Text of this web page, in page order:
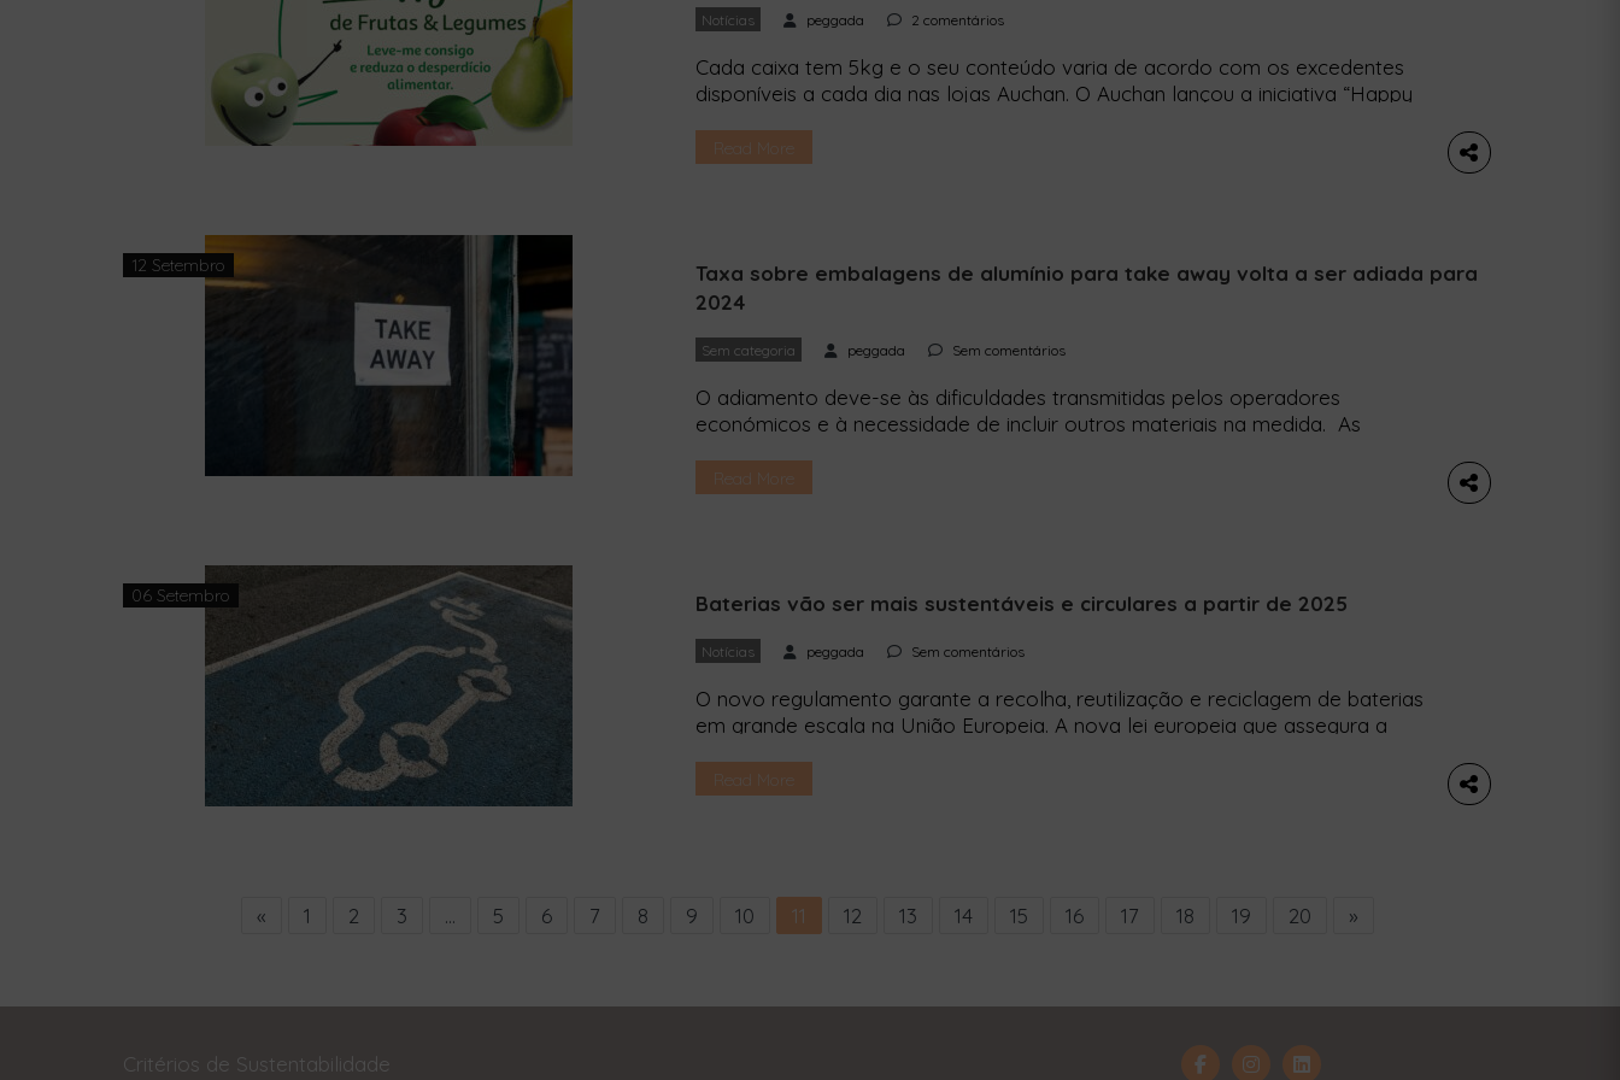
Notícias peggada 2 comentários
Cada caixa tem 5kg e o seu conteúdo varia de acordo com os excedentes
disponíveis a cada dia nas lojas Auchan. O Auchan lançou a iniciativa “Happy
5kg de excedente de frutas e legumes do retalhista e vendidas aos clientes
Read More
12 Setembro
Taxa sobre embalagens de alumínio para take away volta a ser adiada para
2024
Sem categoria peggada Sem comentários
O adiamento deve-se às dificuldades transmitidas pelos operadores
económicos e à necessidade de incluir outros materiais na medida. As
restaurantes, iam começar a ser cobradas a partir de 1 de setembro deste
Read More
06 Setembro Baterias vão ser mais sustentáveis e circulares a partir de 2025
Notícias peggada Sem comentários
O novo regulamento garante a recolha, reutilização e reciclagem de baterias
em grande escala na União Europeia. A nova lei europeia que assegura a
vigor em agosto. O regulamento garante maior segurança e uma menor
Read More
« 1 2 3 … 5 6 7 8 9 10 11 12 13 14 15 16 17 18 19 20 »
Critérios de Sustentabilidade